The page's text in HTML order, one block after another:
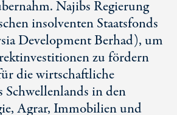
Najibs Regierung
insolventen Staatsfonds
Development Berhad), um
zu fördern
die wirtschaftliche
in den
Agrar, Immobilien und